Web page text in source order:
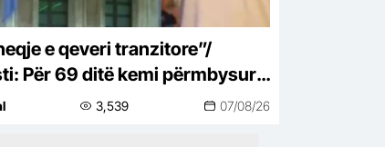
e qeveri tranzitore”/
Për 69 ditë kemi përmbysur
e Ramës, më i
3,539 07/08/26